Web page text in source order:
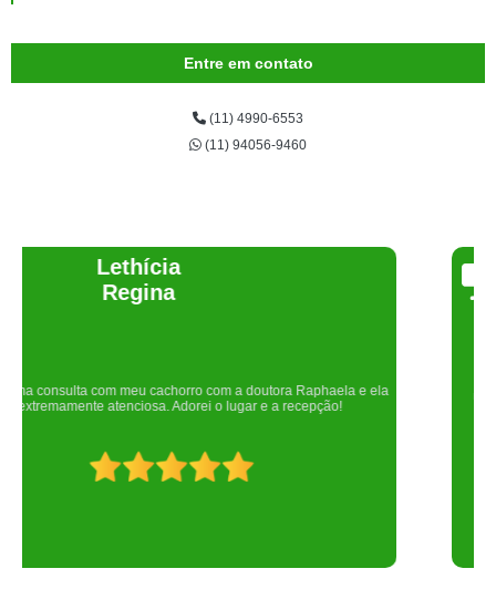
Entre em contato
(11) 4990-6553
(11) 94056-9460
Joelma Lilian
Um lugar maravilhoso. Sempre serei grata pelo que fizeram por nós!